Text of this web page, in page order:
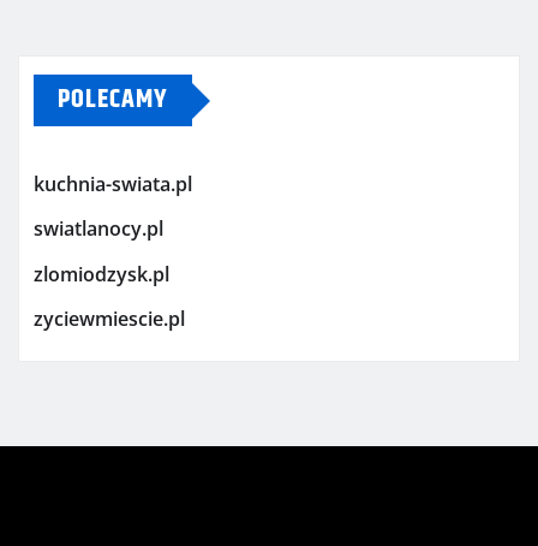
POLECAMY
kuchnia-swiata.pl
swiatlanocy.pl
zlomiodzysk.pl
zyciewmiescie.pl